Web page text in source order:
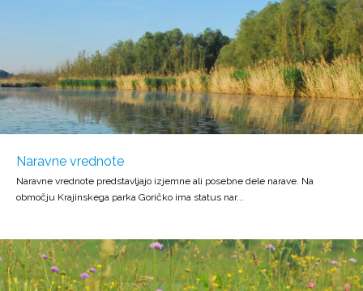
Naravne vrednote
Naravne vrednote predstavljajo izjemne ali posebne dele narave. Na
območju Krajinskega parka Goričko ima status nar...